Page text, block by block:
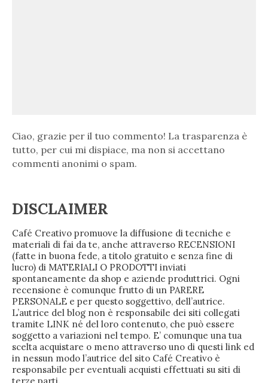
Ciao, grazie per il tuo commento! La trasparenza è
tutto, per cui mi dispiace, ma non si accettano
commenti anonimi o spam.
DISCLAIMER
Café Creativo promuove la diffusione di tecniche e
materiali di fai da te, anche attraverso RECENSIONI
(fatte in buona fede, a titolo gratuito e senza fine di
lucro) di MATERIALI O PRODOTTI inviati
spontaneamente da shop e aziende produttrici. Ogni
recensione è comunque frutto di un PARERE
PERSONALE e per questo soggettivo, dell’autrice.
L’autrice del blog non è responsabile dei siti collegati
tramite LINK né del loro contenuto, che può essere
soggetto a variazioni nel tempo. E’ comunque una tua
scelta acquistare o meno attraverso uno di questi link ed
in nessun modo l’autrice del sito Café Creativo è
responsabile per eventuali acquisti effettuati su siti di